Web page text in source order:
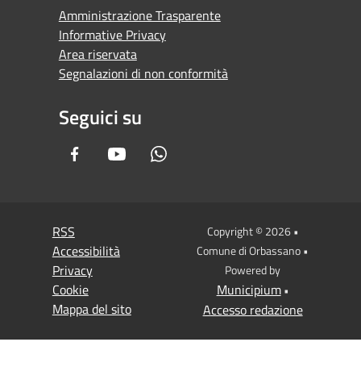
Amministrazione Trasparente
Informative Privacy
Area riservata
Segnalazioni di non conformità
Seguici su
FacebookYoutube
RSS
Accessibilità
Privacy
Cookie
Mappa del sito
Copyright © 2026 •
Comune di Orbassano •
Powered by
Municipium•
Accesso redazione